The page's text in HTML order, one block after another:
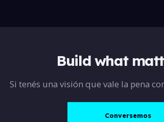
Build what
Si tenés una visión que vale la pena
Conversemos